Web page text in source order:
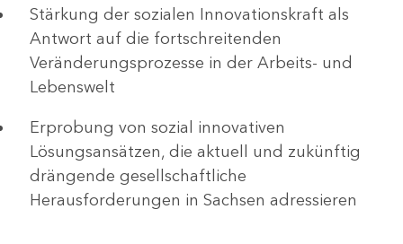
​​​​​​Stärkung der sozialen Innovationskraft als
Antwort auf die fortschreitenden
Veränderungsprozesse in der Arbeits- und
Lebenswelt
Erprobung von sozial innovativen
Lösungsansätzen, die aktuell und zukünftig
drängende gesellschaftliche
Herausforderungen in Sachsen adressieren